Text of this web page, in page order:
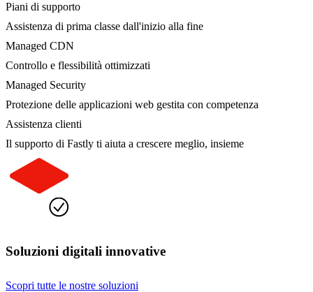
Piani di supporto
Assistenza di prima classe dall'inizio alla fine
Managed CDN
Controllo e flessibilità ottimizzati
Managed Security
Protezione delle applicazioni web gestita con competenza
Assistenza clienti
Il supporto di Fastly ti aiuta a crescere meglio, insieme
Soluzioni digitali innovative
Scopri tutte le nostre soluzioni